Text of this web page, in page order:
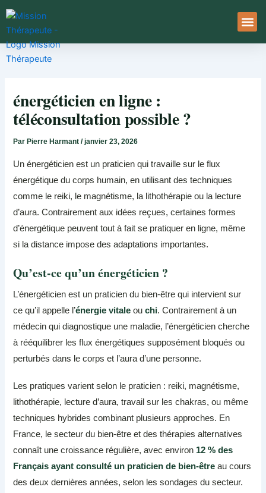
Aller
au
contenu
énergéticien en ligne :
téléconsultation possible ?
Par Pierre Harmant/janvier 23, 2026
Un énergéticien est un praticien qui travaille sur le flux
énergétique du corps humain, en utilisant des techniques
comme le reiki, le magnétisme, la lithothérapie ou la lecture
d’aura. Contrairement aux idées reçues, certaines formes
d’énergétique peuvent tout à fait se pratiquer en ligne, même
si la distance impose des adaptations importantes.
Qu’est-ce qu’un énergéticien ?
L’énergéticien est un praticien du bien-être qui intervient sur
ce qu’il appelle l’énergie vitale ouchi. Contrairement à un
médecin qui diagnostique une maladie, l’énergéticien cherche
à rééquilibrer les flux énergétiques supposément bloqués ou
perturbés dans le corps et l’aura d’une personne.
Les pratiques varient selon le praticien : reiki, magnétisme,
lithothérapie, lecture d’aura, travail sur les chakras, ou même
techniques hybrides combinant plusieurs approches. En
France, le secteur du bien-être et des thérapies alternatives
connaît une croissance régulière, avec environ 12 % des
Français ayant consulté un praticien de bien-être au cours
des deux dernières années, selon les sondages du secteur.